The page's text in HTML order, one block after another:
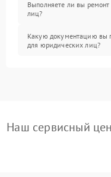
Выполняете ли вы
лиц?
Какую документацию вы
для юридических лиц?
Наш сервисный